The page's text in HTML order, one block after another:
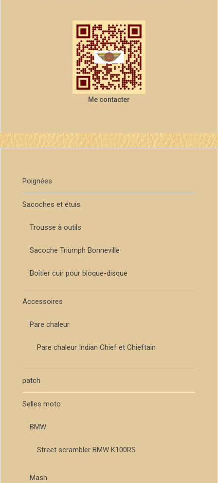
Me contacter
Poignées
Sacoches et étuis
Trousse à outils
Sacoche Triumph Bonneville
Boîtier cuir pour bloque-disque
Accessoires
Pare chaleur
Pare chaleur Indian Chief et Chieftain
patch
Selles moto
BMW
Street scrambler BMW K100RS
Mash